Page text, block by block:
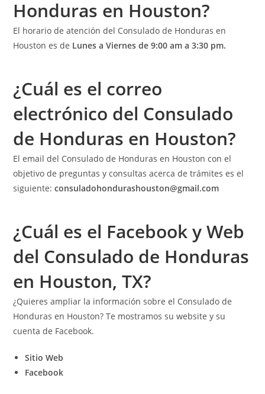
Honduras en Houston?
El horario de atención del Consulado de Honduras en
Houston es de Lunes a Viernes de 9:00 am a 3:30 pm.
¿Cuál es el correo
electrónico del Consulado
de Honduras en Houston?
El email del Consulado de Honduras en Houston con el
objetivo de preguntas y consultas acerca de trámites es el
siguiente:consuladohondurashouston@gmail.com
¿Cuál es el Facebook y Web
del Consulado de Honduras
en Houston, TX?
¿Quieres ampliar la información sobre el Consulado de
Honduras en Houston? Te mostramos su website y su
cuenta de Facebook.
Sitio Web
Facebook